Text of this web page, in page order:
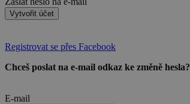
Vytvořit účet
Registrovat se přes Facebook
Chceš poslat na e-mail odkaz ke změně hesla?
E-mail